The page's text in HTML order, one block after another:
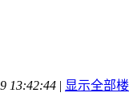
13:42:44 | 显示全部